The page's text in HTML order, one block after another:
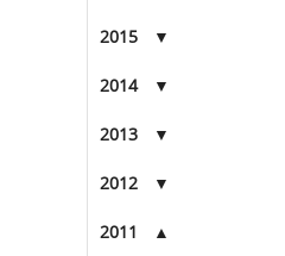
2015
2014
2013
2012
2011